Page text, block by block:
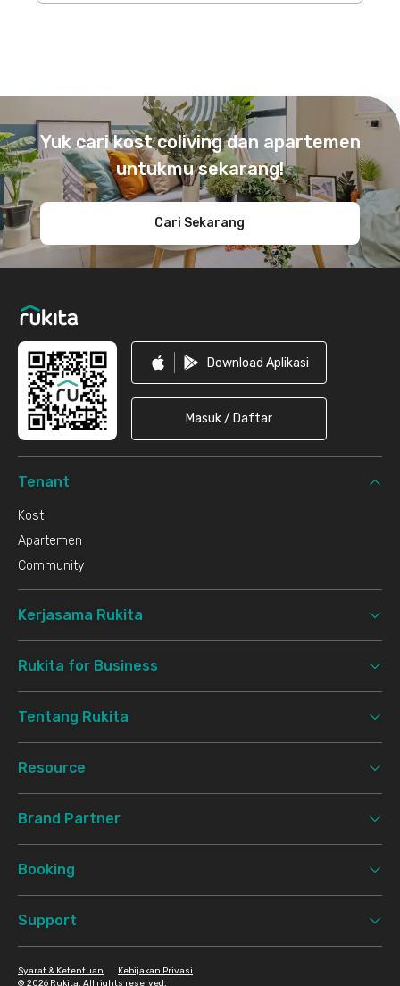
Yuk cari kost coliving dan apartemen
untukmu sekarang!
Cari Sekarang
Download Aplikasi
Masuk / Daftar
Tenant
Kost
Apartemen
Community
Kerjasama Rukita
Rukita for Business
Tentang Rukita
Resource
Brand Partner
Booking
Support
© 2026 Rukita. All rights reserved.
Syarat & Ketentuan Kebijakan Privasi